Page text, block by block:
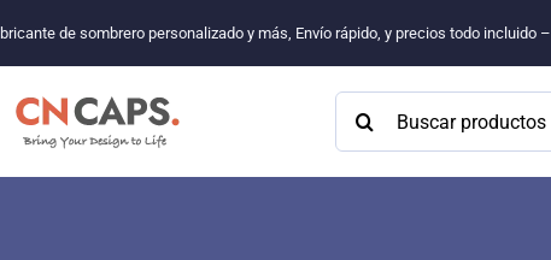
de sombrero personalizado y más, Envío rápido, y precios todo incluido –
Buscar: